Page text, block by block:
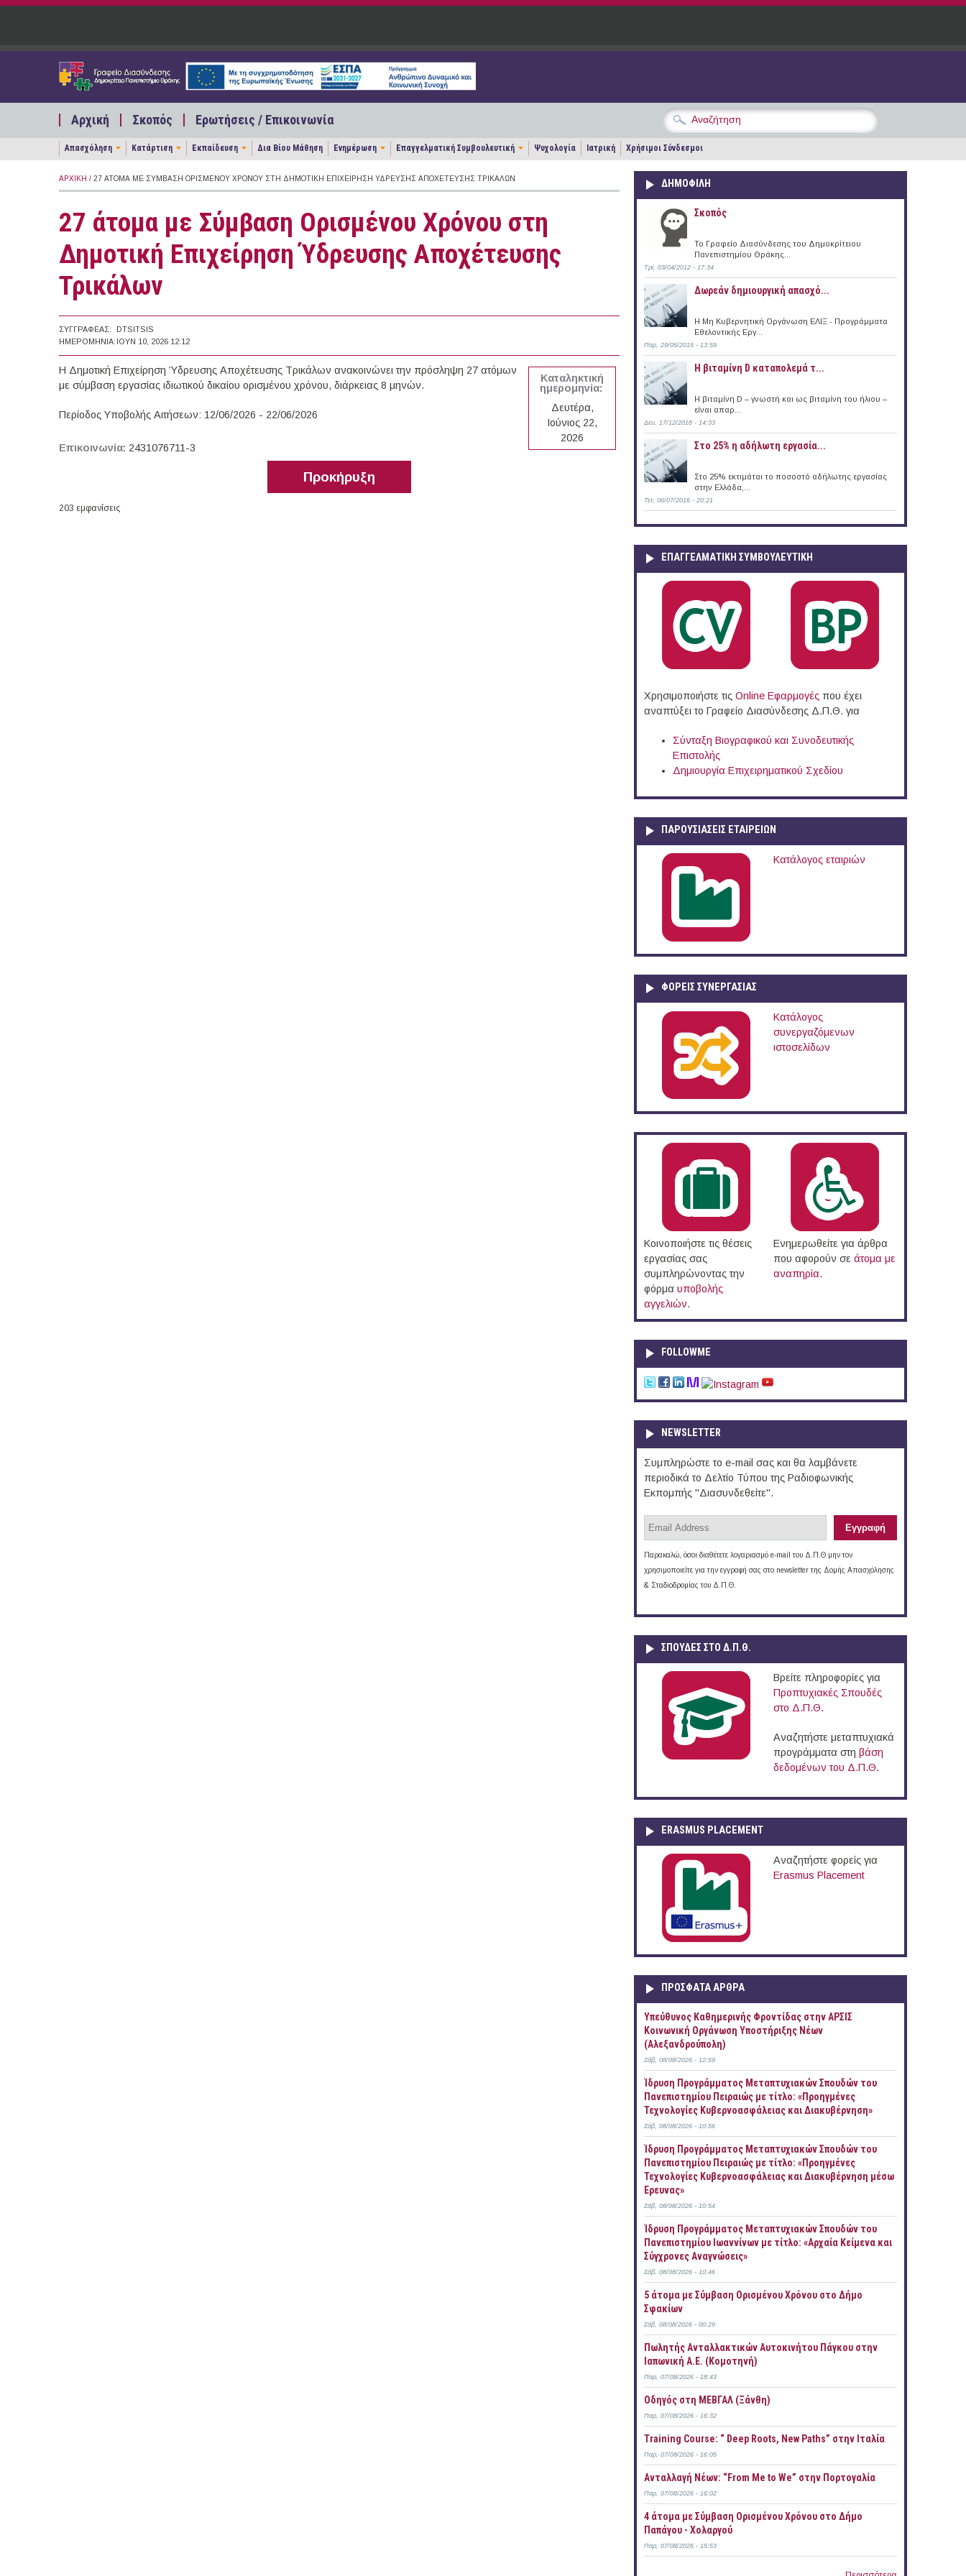
Παράκαμψη προς το κυρίως περιεχόμενο
Αρχική Σκοπός Ερωτήσεις / Επικοινωνία
Απασχόληση Κατάρτιση Εκπαίδευση Δια Βίου Μάθηση Ενημέρωση Επαγγελματική Συμβουλευτική Ψυχολογία Ιατρική Χρήσιμοι Σύνδεσμοι
ΑΡΧΙΚΉ / 27 ΆΤΟΜΑ ΜΕ ΣΎΜΒΑΣΗ ΟΡΙΣΜΈΝΟΥ ΧΡΌΝΟΥ ΣΤΗ ΔΗΜΟΤΙΚΉ ΕΠΙΧΕΊΡΗΣΗ ΎΔΡΕΥΣΗΣ ΑΠΟΧΈΤΕΥΣΗΣ ΤΡΙΚΆΛΩΝ
27 άτομα με Σύμβαση Ορισμένου Χρόνου στη
Δημοτική Επιχείρηση Ύδρευσης Αποχέτευσης
Τρικάλων
ΣΥΓΓΡΑΦΈΑΣ:
DTSITSIS
ΗΜΕΡΟΜΗΝΊΑ: ΙΟΥΝ 10, 2026 12:12
Καταληκτική
ημερομηνία:
Δευτέρα,
Ιούνιος 22,
2026
Η Δημοτική Επιχείρηση Ύδρευσης Αποχέτευσης Τρικάλων ανακοινώνει την πρόσληψη 27 ατόμων
με σύμβαση εργασίας ιδιωτικού δικαίου ορισμένου χρόνου, διάρκειας 8 μηνών.
Περίοδος Υποβολής Αιτήσεων: 12/06/2026 - 22/06/2026
Επικοινωνία: 2431076711-3
Προκήρυξη
203 εμφανίσεις
ΔΗΜΟΦΙΛΗ
Σκοπός
Το Γραφείο Διασύνδεσης του Δημοκρίτειου
Πανεπιστημίου Θράκης...
Τρί, 03/04/2012 - 17:34
Δωρεάν δημιουργική απασχό...
Η Μη Κυβερνητική Οργάνωση ΕΛΙΞ - Προγράμματα
Εθελοντικής Εργ...
Παρ, 29/05/2015 - 13:59
Η βιταμίνη D καταπολεμά τ...
Η βιταμίνη D – γνωστή και ως βιταμίνη του ήλιου –
είναι απαρ...
Δευ, 17/12/2018 - 14:33
Στο 25% η αδήλωτη εργασία...
Στο 25% εκτιμάται το ποσοστό αδήλωτης εργασίας
στην Ελλάδα,...
Τετ, 06/07/2016 - 20:21
ΕΠΑΓΓΕΛΜΑΤΙΚΉ ΣΥΜΒΟΥΛΕΥΤΙΚΉ
Χρησιμοποιήστε τις Online Eφαρμογές που έχει
αναπτύξει το Γραφείο Διασύνδεσης Δ.Π.Θ. για
Σύνταξη Βιογραφικού και Συνοδευτικής
Επιστολής
Δημιουργία Επιχειρηματικού Σχεδίου
ΠΑΡΟΥΣΙΆΣΕΙΣ ΕΤΑΙΡΕΙΏΝ
Κατάλογος εταιριών
ΦΟΡΕΙΣ ΣΥΝΕΡΓΑΣΙΑΣ
Κατάλογος
συνεργαζόμενων
ιστοσελίδων
Κοινοποιήστε τις θέσεις
εργασίας σας
συμπληρώνοντας την
φόρμα υποβολής
αγγελιών.
Ενημερωθείτε για άρθρα
που αφορούν σε άτομα με
αναπηρία.
FOLLOWME
NEWSLETTER
Συμπληρώστε το e-mail σας και θα λαμβάνετε
περιοδικά το Δελτίο Τύπου της Ραδιοφωνικής
Εκπομπής "Διασυνδεθείτε".
Παρακαλώ, όσοι διαθέτετε λογαριασμό e-mail του Δ.Π.Θ μην τον
χρησιμοποιείτε για την εγγραφή σας στο newsletter της Δομής Απασχόλησης
& Σταδιοδρομίας του Δ.Π.Θ.
ΣΠΟΥΔΈΣ ΣΤΟ Δ.Π.Θ.
Βρείτε πληροφορίες για
Προπτυχιακές Σπουδές
στο Δ.Π.Θ.
Αναζητήστε μεταπτυχιακά
προγράμματα στη βάση
δεδομένων του Δ.Π.Θ.
ERASMUS PLACEMENT
Αναζητήστε φορείς για
Erasmus Placement
ΠΡOΣΦΑΤΑ AΡΘΡΑ
Yπεύθυνος Καθημερινής Φροντίδας στην ΑΡΣΙΣ
Κοινωνική Οργάνωση Υποστήριξης Νέων
(Αλεξανδρούπολη)
Σάβ, 08/08/2026 - 12:59
Ίδρυση Προγράμματος Μεταπτυχιακών Σπουδών του
Πανεπιστημίου Πειραιώς με τίτλο: «Προηγμένες
Τεχνολογίες Κυβερνοασφάλειας και Διακυβέρνηση»
Σάβ, 08/08/2026 - 10:56
Ίδρυση Προγράμματος Μεταπτυχιακών Σπουδών του
Πανεπιστημίου Πειραιώς με τίτλο: «Προηγμένες
Τεχνολογίες Κυβερνοασφάλειας και Διακυβέρνηση μέσω
Έρευνας»
Σάβ, 08/08/2026 - 10:54
Ίδρυση Προγράμματος Μεταπτυχιακών Σπουδών του
Πανεπιστημίου Ιωαννίνων με τίτλο: «Αρχαία Κείμενα και
Σύγχρονες Αναγνώσεις»
Σάβ, 08/08/2026 - 10:46
5 άτομα με Σύμβαση Ορισμένου Χρόνου στο Δήμο
Σφακίων
Σάβ, 08/08/2026 - 00:29
Πωλητής Ανταλλακτικών Αυτοκινήτου Πάγκου στην
Ιαπωνική Α.Ε. (Κομοτηνή)
Παρ, 07/08/2026 - 18:43
Οδηγός στη ΜΕΒΓΑΛ (Ξάνθη)
Παρ, 07/08/2026 - 16:32
Training Course: “ Deep Roots, New Paths” στην Ιταλία
Παρ, 07/08/2026 - 16:05
Ανταλλαγή Νέων: “From Me to We” στην Πορτογαλία
Παρ, 07/08/2026 - 16:02
4 άτομα με Σύμβαση Ορισμένου Χρόνου στο Δήμο
Παπάγου - Χολαργού
Παρ, 07/08/2026 - 15:53